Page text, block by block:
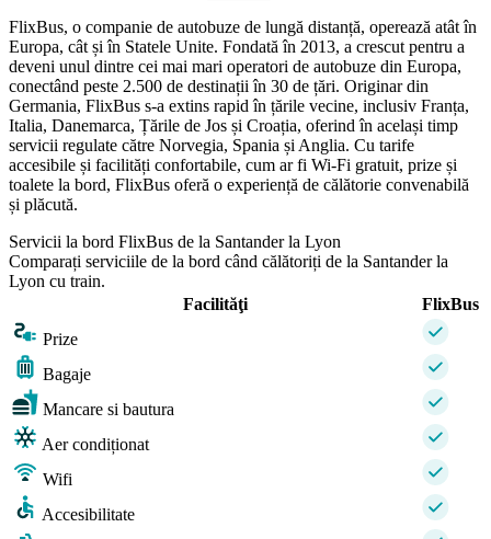
FlixBus, o companie de autobuze de lungă distanță, operează atât în ​​
Europa, cât și în Statele Unite. Fondată în 2013, a crescut pentru a
deveni unul dintre cei mai mari operatori de autobuze din Europa,
conectând peste 2.500 de destinații în 30 de țări. Originar din
Germania, FlixBus s-a extins rapid în țările vecine, inclusiv Franța,
Italia, Danemarca, Țările de Jos și Croația, oferind în același timp
servicii regulate către Norvegia, Spania și Anglia. Cu tarife
accesibile și facilități confortabile, cum ar fi Wi-Fi gratuit, prize și
toalete la bord, FlixBus oferă o experiență de călătorie convenabilă
și plăcută.
Servicii la bord FlixBus de la Santander la Lyon
Comparați serviciile de la bord când călătoriți de la Santander la
Lyon cu train.
Facilităţi
FlixBus
Prize
Bagaje
Mancare si bautura
Aer condiționat
Wifi
Accesibilitate